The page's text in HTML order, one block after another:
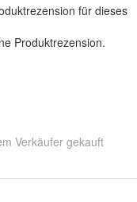
für dieses
Produktrezension.
Verkäufer gekauft